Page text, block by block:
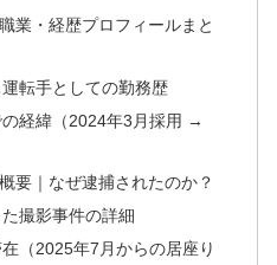
業・経歴プロフィールまと
転手としての勤務歴
経緯（2024年3月採用 →
要｜なぜ逮捕されたのか？
撮影事件の詳細
（2025年7月からの居座り